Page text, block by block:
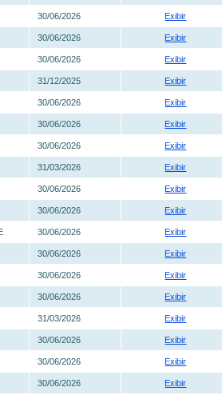
30/06/2026 Exibir
30/06/2026 Exibir
30/06/2026 Exibir
31/12/2025 Exibir
30/06/2026 Exibir
30/06/2026 Exibir
30/06/2026 Exibir
31/03/2026 Exibir
30/06/2026 Exibir
30/06/2026 Exibir
30/06/2026 Exibir
30/06/2026 Exibir
30/06/2026 Exibir
30/06/2026 Exibir
31/03/2026 Exibir
30/06/2026 Exibir
30/06/2026 Exibir
30/06/2026 Exibir